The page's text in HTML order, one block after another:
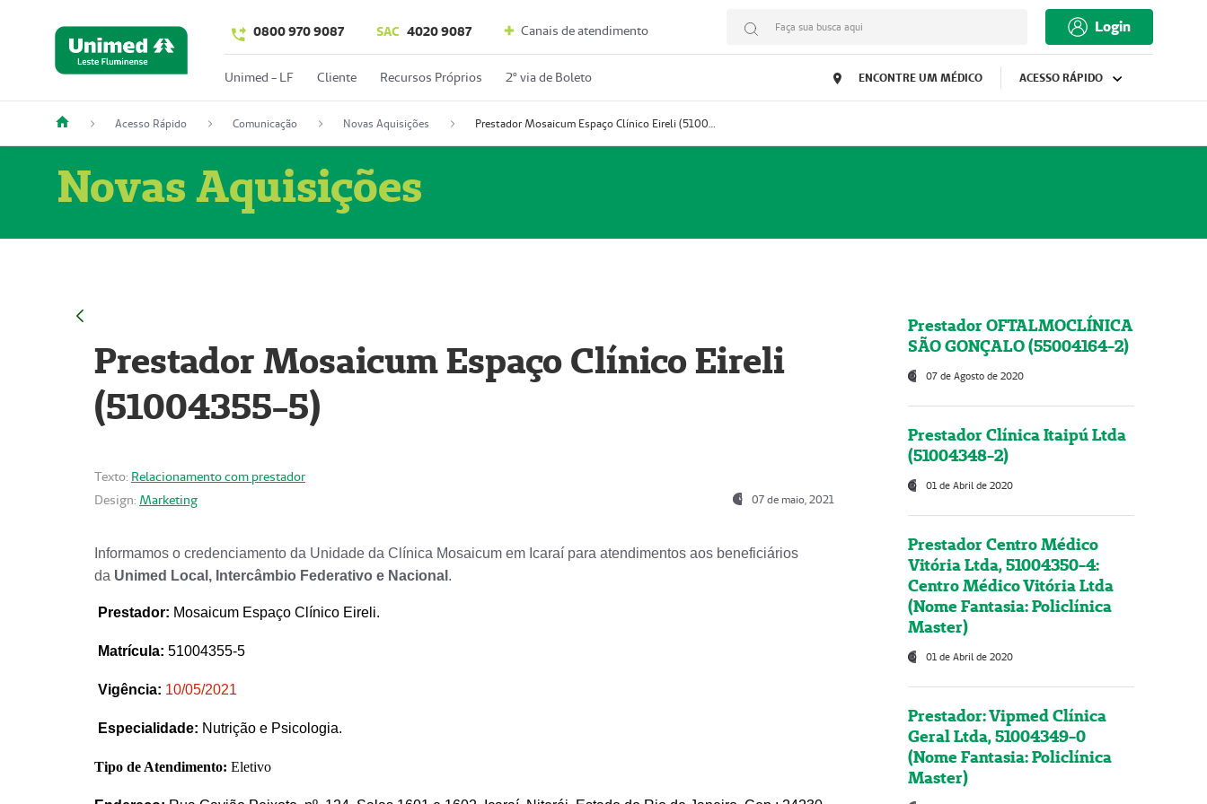
0800 970 9087 SAC 4020 9087 Canais de atendimento Faça sua busca aqui Login
Unimed - LF Cliente Recursos Próprios 2º via de Boleto ENCONTRE UM MÉDICO ACESSO RÁPIDO
Acesso Rápido Comunicação Novas Aquisições Prestador Mosaicum Espaço Clínico Eireli (51004355-5)
Novas Aquisições
Prestador Mosaicum Espaço Clínico Eireli
(51004355-5)
Texto: Relacionamento com prestador
Design: Marketing 07 de maio, 2021
Informamos o credenciamento da Unidade da Clínica Mosaicum em Icaraí para atendimentos aos beneficiários
da Unimed Local, Intercâmbio Federativo e Nacional .
Prestador: Mosaicum Espaço Clínico Eireli.
Matrícula: 51004355-5
Vigência: 10/05/2021
Especialidade: Nutrição e Psicologia.
Tipo de Atendimento: Eletivo
Prestador OFTALMOCLÍNICA
SÃO GONÇALO (55004164-2)
07 de Agosto de 2020
Prestador Clínica Itaipú Ltda
(51004348-2)
01 de Abril de 2020
Prestador Centro Médico
Vitória Ltda, 51004350-4:
Centro Médico Vitória Ltda
(Nome Fantasia: Policlínica
Master)
01 de Abril de 2020
Prestador: Vipmed Clínica
Geral Ltda, 51004349-0
(Nome Fantasia: Policlínica
Master)